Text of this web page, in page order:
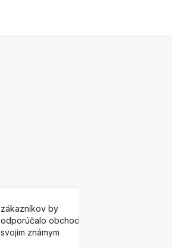
zákazníkov by
odporúčalo obchod
svojim známym